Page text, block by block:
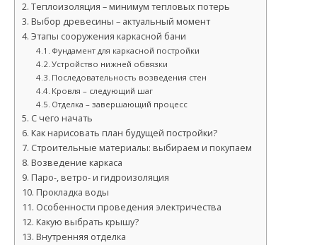
Теплоизоляция – минимум тепловых потерь
Выбор древесины – актуальный момент
Этапы сооружения каркасной бани
Фундамент для каркасной постройки
Устройство нижней обвязки
Последовательность возведения стен
Кровля – следующий шаг
Отделка – завершающий процесс
С чего начать
Как нарисовать план будущей постройки?
Строительные материалы: выбираем и покупаем
Возведение каркаса
Паро-, ветро- и гидроизоляция
Прокладка воды
Особенности проведения электричества
Какую выбрать крышу?
Внутренняя отделка